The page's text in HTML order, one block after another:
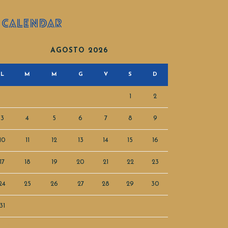
CALENDAR
AGOSTO 2026
L M M G V S D
1 2
3 4 5 6 7 8 9
11 12 13 14 15 16
17 18 19 20 21 22 23
25 26 27 28 29 30